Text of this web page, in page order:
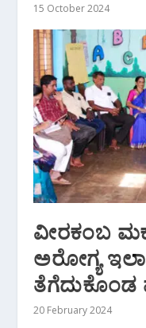
15 October 2024
ವೀರಕಂಬ
ಅರೋಗ್ಯ
ತೆಗೆದುಕೊಂಡ
20 February 2024